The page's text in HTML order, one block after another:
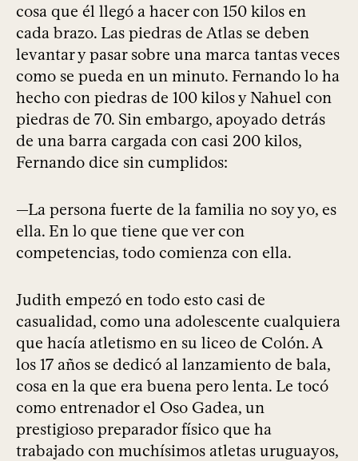
cosa que él llegó a hacer con 150 kilos en
cada brazo. Las piedras de Atlas se deben
levantar y pasar sobre una marca tantas veces
como se pueda en un minuto. Fernando lo ha
hecho con piedras de 100 kilos y Nahuel con
piedras de 70. Sin embargo, apoyado detrás
de una barra cargada con casi 200 kilos,
Fernando dice sin cumplidos:
—La persona fuerte de la familia no soy yo, es
ella. En lo que tiene que ver con
competencias, todo comienza con ella.
Judith empezó en todo esto casi de
casualidad, como una adolescente cualquiera
que hacía atletismo en su liceo de Colón. A
los 17 años se dedicó al lanzamiento de bala,
cosa en la que era buena pero lenta. Le tocó
como entrenador el Oso Gadea, un
prestigioso preparador físico que ha
trabajado con muchísimos atletas uruguayos,